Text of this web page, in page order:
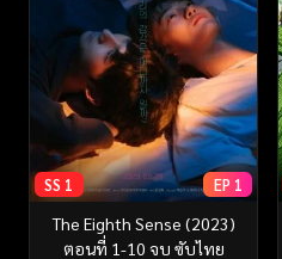
SS 1 EP 1
The Eighth Sense (2023)
ตอนที่ 1-10 จบ ซับไทย